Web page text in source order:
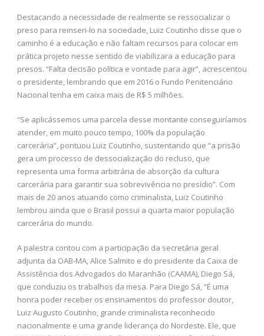
Destacando a necessidade de realmente se ressocializar o
preso para reinseri-lo na sociedade, Luiz Coutinho disse que o
caminho é a educação e não faltam recursos para colocar em
prática projeto nesse sentido de viabilizara a educação para
presos. “Falta decisão política e vontade para agir”, acrescentou
o presidente, lembrando que em 2016 o Fundo Penitenciário
Nacional tenha em caixa mais de R$ 5 milhões.
“Se aplicássemos uma parcela desse montante conseguiríamos
atender, em muito pouco tempo, 100% da população
carcerária”, pontuou Luiz Coutinho, sustentando que “a prisão
gera um processo de dessocialização do recluso, que
representa uma forma arbitrária de absorção da cultura
carcerária para garantir sua sobrevivência no presídio”. Com
mais de 20 anos atuando como criminalista, Luiz Coutinho
lembrou ainda que o Brasil possui a quarta maior população
carcerária do mundo.
A palestra contou com a participação da secretária geral
adjunta da OAB-MA, Alice Salmito e do presidente da Caixa de
Assistência dos Advogados do Maranhão (CAAMA), Diego Sá,
que conduziu os trabalhos da mesa. Para Diego Sá, “É uma
honra poder receber os ensinamentos do professor doutor,
Luiz Augusto Coutinho, grande criminalista reconhecido
nacionalmente e uma grande liderança do Nordeste. Ele, que